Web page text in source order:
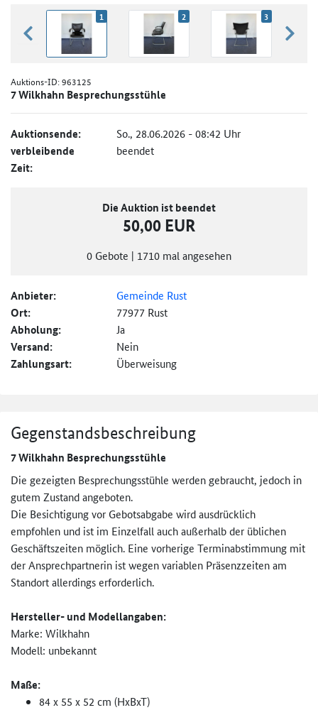
zurück blättern
1 2 3
Auktions-ID:963125
7 Wilkhahn Besprechungsstühle
Auktionsende: So., 28.06.2026 - 08:42 Uhr
verbleibende
Zeit:
beendet
Die Auktion ist beendet
50,00 EUR
0 Gebote | 1710 mal angesehen
Anbieter: Gemeinde Rust
Ort: 77977 Rust
Abholung: Ja
Versand: Nein
Zahlungsart: Überweisung
Gegenstandsbeschreibung
7 Wilkhahn Besprechungsstühle
Die gezeigten Besprechungsstühle werden gebraucht, jedoch in
gutem Zustand angeboten.
Die Besichtigung vor Gebotsabgabe wird ausdrücklich
empfohlen und ist im Einzelfall auch außerhalb der üblichen
Geschäftszeiten möglich. Eine vorherige Terminabstimmung mit
der Ansprechpartnerin ist wegen variablen Präsenzzeiten am
Standort allerdings erforderlich.
Hersteller- und Modellangaben:
Marke: Wilkhahn
Modell: unbekannt
Maße:
84 x 55 x 52 cm (HxBxT)